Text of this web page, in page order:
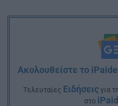
Ακολουθείστε το
Tελευταίες Ειδήσειςγια
στο